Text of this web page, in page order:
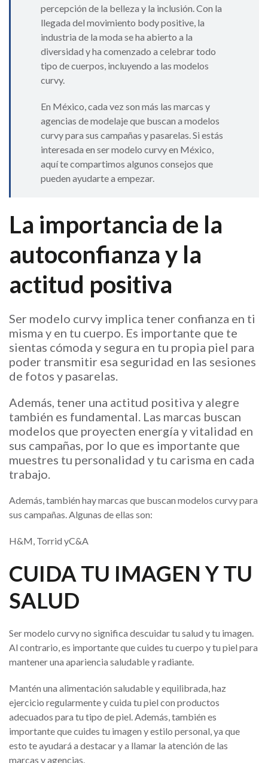
percepción de la belleza y la inclusión. Con la
llegada del movimiento body positive, la
industria de la moda se ha abierto a la
diversidad y ha comenzado a celebrar todo
tipo de cuerpos, incluyendo a las modelos
curvy.
En México, cada vez son más las marcas y
agencias de modelaje que buscan a modelos
curvy para sus campañas y pasarelas. Si estás
interesada en ser modelo curvy en México,
aquí te compartimos algunos consejos que
pueden ayudarte a empezar.
La importancia de la
autoconfianza y la
actitud positiva
Ser modelo curvy implica tener confianza en ti
misma y en tu cuerpo. Es importante que te
sientas cómoda y segura en tu propia piel para
poder transmitir esa seguridad en las sesiones
de fotos y pasarelas.
Además, tener una actitud positiva y alegre
también es fundamental. Las marcas buscan
modelos que proyecten energía y vitalidad en
sus campañas, por lo que es importante que
muestres tu personalidad y tu carisma en cada
trabajo.
Además, también hay marcas que buscan modelos curvy para
sus campañas. Algunas de ellas son:
H&M, Torrid yC&A
CUIDA TU IMAGEN Y TU
SALUD
Ser modelo curvy no significa descuidar tu salud y tu imagen.
Al contrario, es importante que cuides tu cuerpo y tu piel para
mantener una apariencia saludable y radiante.
Mantén una alimentación saludable y equilibrada, haz
ejercicio regularmente y cuida tu piel con productos
adecuados para tu tipo de piel. Además, también es
importante que cuides tu imagen y estilo personal, ya que
esto te ayudará a destacar y a llamar la atención de las
marcas y agencias.